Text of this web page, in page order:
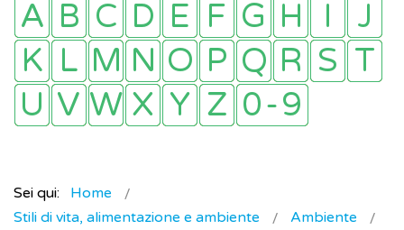
Sei qui:
Home
Stili di vita, alimentazione e ambiente
Ambiente